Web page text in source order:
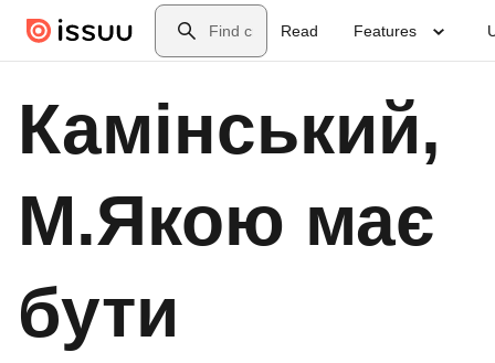
Skip to main contentSearch
Read Features
Камінський,
М.Якою має
бути